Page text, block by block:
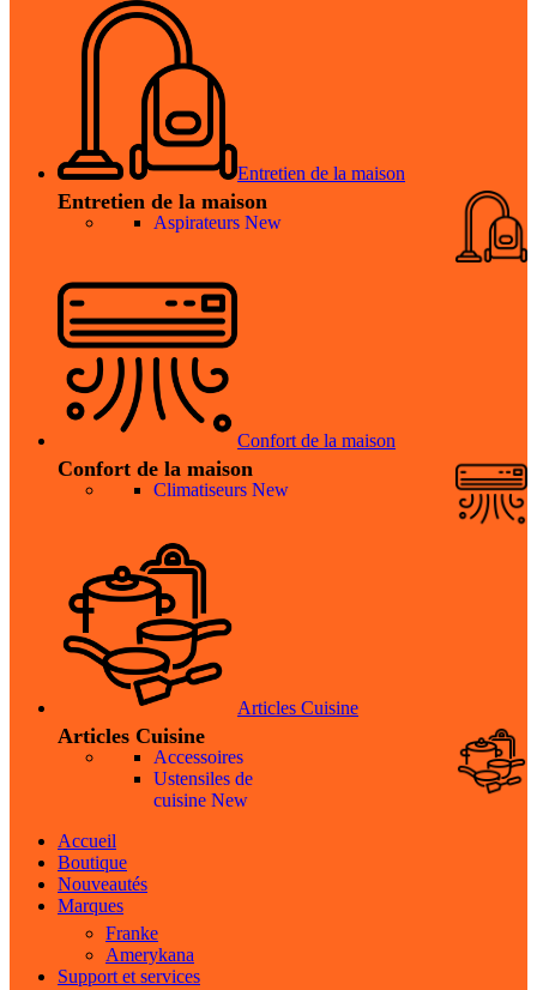
Entretien de la maison
Entretien de la maison
Aspirateurs New
Confort de la maison
Confort de la maison
Climatiseurs New
Articles Cuisine
Articles Cuisine
Accessoires
Ustensiles de
cuisine New
Accueil
Boutique
Nouveautés
Marques
Franke
Amerykana
Support et services